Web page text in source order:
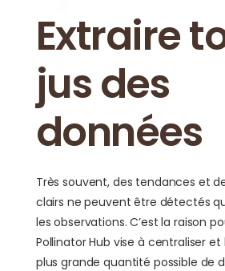
Extraire
jus des
données
Très souvent, des tendances et
clairs ne peuvent être détectés
les observations. C’est la raison
Pollinator Hub vise à centraliser
plus grande quantité possible de